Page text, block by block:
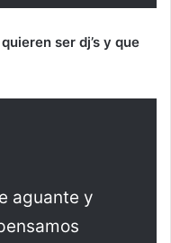
ser dj’s y que
aguante y